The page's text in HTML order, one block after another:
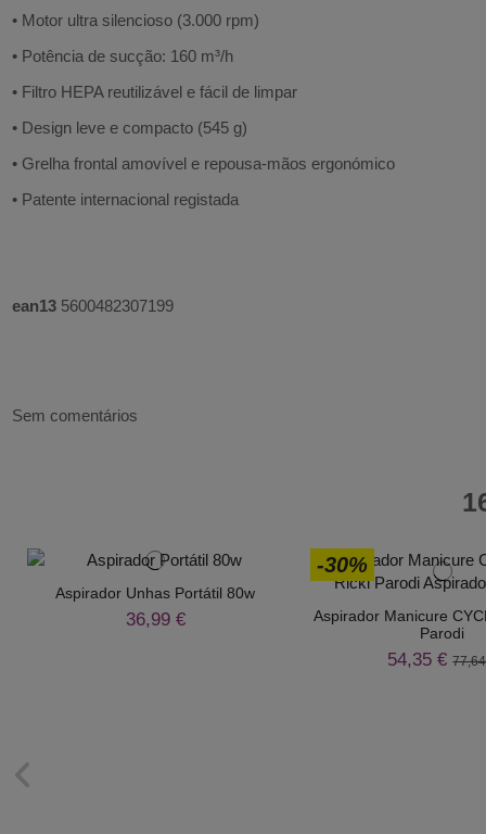
• Motor ultra silencioso (3.000 rpm)
• Potência de sucção: 160 m³/h
• Filtro HEPA reutilizável e fácil de limpar
• Design leve e compacto (545 g)
• Grelha frontal amovível e repousa-mãos ergonómico
• Patente internacional registada
ean13 5600482307199
Sem comentários
Aspirador Unhas Portátil 80w
36,99 €
-30%
Aspirador Manicure
Parodi
54,35 €